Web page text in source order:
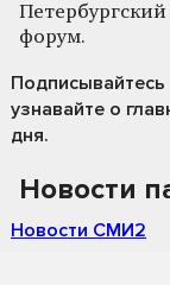
форум.
Подписывайтесь
узнавайте о
дня.
Новости
Новости СМИ2